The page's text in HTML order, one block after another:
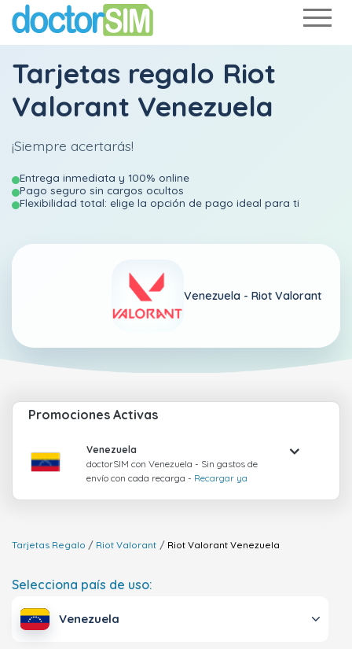
Tarjetas regalo Riot
Valorant Venezuela
¡Siempre acertarás!
Entrega inmediata y 100% online
Pago seguro sin cargos ocultos
Flexibilidad total: elige la opción de pago ideal para ti
Venezuela - Riot Valorant
Promociones Activas
Venezuela
doctorSIM con Venezuela - Sin gastos de
envío con cada recarga - Recargar ya
Tarjetas Regalo Riot Valorant Riot Valorant Venezuela
Selecciona país de uso:
Venezuela